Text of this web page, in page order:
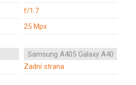
f/1.7
25 Mpx
Samsung A405 Galaxy A40
Zadní strana